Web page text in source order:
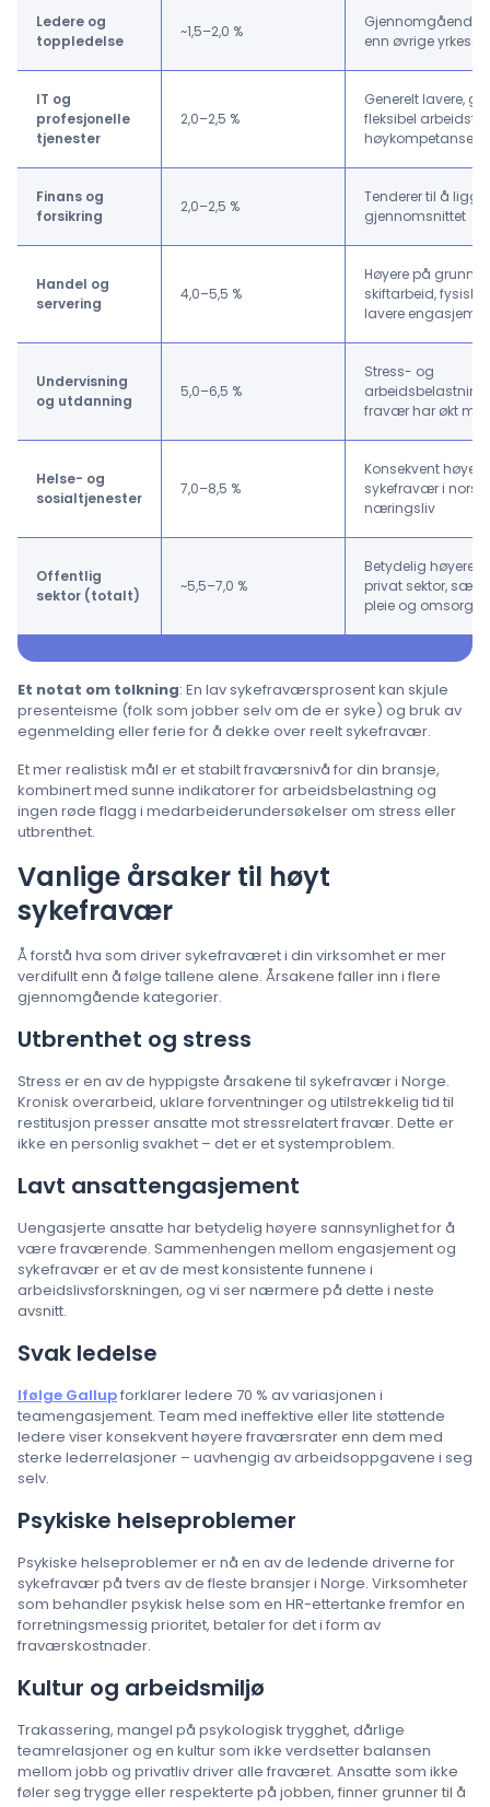
Ledere og
toppledelse
~1,5–2,0 %
Gjennomgående
enn øvrige
IT og
profesjonelle
tjenester
2,0–2,5 %
Generelt lavere,
fleksibel
Finans og
forsikring
2,0–2,5 %
Tenderer til å
gjennomsnittet
Handel og
servering
4,0–5,5 %
Høyere på grunn
skiftarbeid, fysiske
lavere
Undervisning
og utdanning
5,0–6,5 %
Stress- og
fravær har økt
Helse- og
sosialtjenester
7,0–8,5 %
Konsekvent
sykefravær i norsk
næringsliv
Offentlig
sektor (totalt)
~5,5–7,0 %
Betydelig høyere
privat sektor,
pleie og omsorg
Et notat om tolkning: En lav sykefraværsprosent kan skjule
presenteisme (folk som jobber selv om de er syke) og bruk av
egenmelding eller ferie for å dekke over reelt sykefravær.
Et mer realistisk mål er et stabilt fraværsnivå for din bransje,
kombinert med sunne indikatorer for arbeidsbelastning og
ingen røde flagg i medarbeiderundersøkelser om stress eller
utbrenthet.
Vanlige årsaker til høyt
sykefravær
Å forstå hva som driver sykefraværet i din virksomhet er mer
verdifullt enn å følge tallene alene. Årsakene faller inn i flere
gjennomgående kategorier.
Utbrenthet og stress
Stress er en av de hyppigste årsakene til sykefravær i Norge.
Kronisk overarbeid, uklare forventninger og utilstrekkelig tid til
restitusjon presser ansatte mot stressrelatert fravær. Dette er
ikke en personlig svakhet – det er et systemproblem.
Lavt ansattengasjement
Uengasjerte ansatte har betydelig høyere sannsynlighet for å
være fraværende. Sammenhengen mellom engasjement og
sykefravær er et av de mest konsistente funnene i
arbeidslivsforskningen, og vi ser nærmere på dette i neste
avsnitt.
Svak ledelse
Ifølge Gallupforklarer ledere 70 % av variasjonen i
teamengasjement. Team med ineffektive eller lite støttende
ledere viser konsekvent høyere fraværsrater enn dem med
sterke lederrelasjoner – uavhengig av arbeidsoppgavene i seg
selv.
Psykiske helseproblemer
Psykiske helseproblemer er nå en av de ledende driverne for
sykefravær på tvers av de fleste bransjer i Norge. Virksomheter
som behandler psykisk helse som en HR-ettertanke fremfor en
forretningsmessig prioritet, betaler for det i form av
fraværskostnader.
Kultur og arbeidsmiljø
Trakassering, mangel på psykologisk trygghet, dårlige
teamrelasjoner og en kultur som ikke verdsetter balansen
mellom jobb og privatliv driver alle fraværet. Ansatte som ikke
føler seg trygge eller respekterte på jobben, finner grunner til å